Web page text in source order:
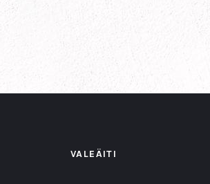
VALEÄITI